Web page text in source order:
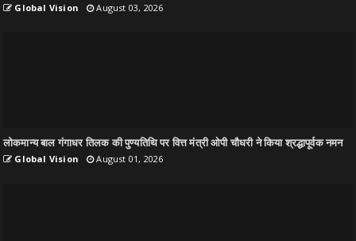
Global Vision August 03, 2026
लोकमान्य बाल गंगाधर तिलक की पुण्यतिथि पर वित्त मंत्री ओपी चौधरी ने किया श्रद्धापूर्वक नमन
Global Vision August 01, 2026